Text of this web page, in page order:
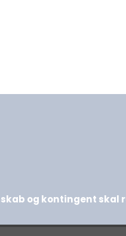
og kontingent skal